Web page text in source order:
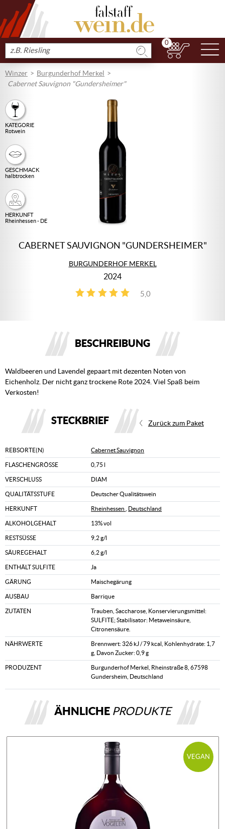
Produkt
suchen
0
Winzer
Burgunderhof Merkel
Cabernet Sauvignon "Gundersheimer"
KATEGORIE
Rotwein
GESCHMACK
halbtrocken
HERKUNFT
Rheinhessen - DE
CABERNET SAUVIGNON "GUNDERSHEIMER"
BURGUNDERHOF MERKEL
2024
5,0
2
BESCHREIBUNG
Waldbeeren und Lavendel gepaart mit dezenten Noten von
Eichenholz. Der nicht ganz trockene Rote 2024. Viel Spaß beim
Verkosten!
STECKBRIEF Zurück zum Paket
REBSORTE(N) Cabernet Sauvignon
FLASCHENGRÖSSE 0,75 l
VERSCHLUSS DIAM
QUALITÄTSSTUFE Deutscher Qualitätswein
HERKUNFT Rheinhessen Deutschland
ALKOHOLGEHALT 13% vol
RESTSÜSSE 9,2 g/l
SÄUREGEHALT 6,2 g/l
ENTHÄLT SULFITE Ja
GÄRUNG Maischegärung
AUSBAU Barrique
ZUTATEN
Trauben, Saccharose, Konservierungsmittel:
SULFITE; Stabilisator: Metaweinsäure,
Citronensäure.
NÄHRWERTE
Brennwert: 326 kJ / 79 kcal, Kohlenhydrate: 1,7
g, Davon Zucker: 0,9 g
PRODUZENT
Burgunderhof Merkel, Rheinstraße 8, 67598
Gundersheim, Deutschland
ÄHNLICHE PRODUKTE
VEGAN